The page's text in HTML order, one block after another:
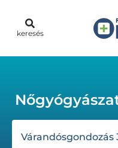
keresés
Várandósgondozás